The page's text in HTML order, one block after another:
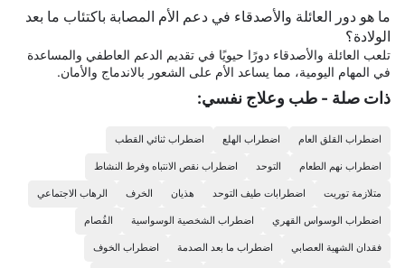
ما هو دور العائلة والأصدقاء في دعم الأم المصابة باكتئاب ما بعد
الولادة؟
تلعب العائلة والأصدقاء دورًا حيويًا في تقديم الدعم العاطفي والمساعدة
في المهام اليومية، مما يساعد الأم على الشعور بالاندماج والأمان.
ذات صلة - طب وعلاج نفسي:
اضطراب القلق العام اضطراب الهلع اضطراب ثنائي القطب
اضطراب نهم الطعام التوحد اضطراب نقص الانتباه وفرط النشاط
متلازمة توريت اضطرابات طيف التوحد هذيان الخرف الرهاب الاجتماعي
اضطراب الوسواس القهري اضطراب الشخصية الوسواسية الفُصام
فقدان الشهية العصابي اضطراب ما بعد الصدمة اضطراب الخوف